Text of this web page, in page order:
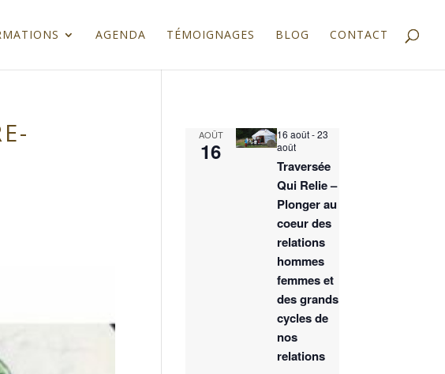
AGENDA TÉMOIGNAGES BLOG CONTACT
AOÛT
16
16 août-23
août
Traversée
Qui Relie –
Plonger au
coeur des
relations
hommes
femmes et
des grands
cycles de
nos
relations